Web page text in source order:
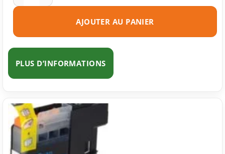
AJOUTER AU PANIER
PLUS D’INFORMATIONS